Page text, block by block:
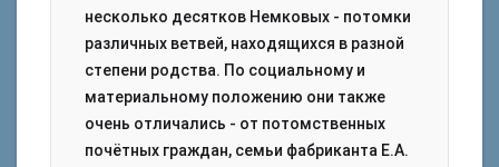
несколько десятков Немковых - потомки
различных ветвей, находящихся в разной
степени родства. По социальному и
материальному положению они также
очень отличались - от потомственных
почётных граждан, семьи фабриканта Е.А.